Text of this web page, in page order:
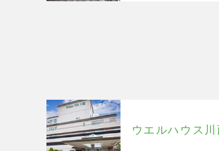
ウエルハウス川